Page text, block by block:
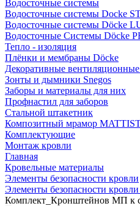
Водосточные системы
Водосточные системы Docke
Водосточные системы Döcke
Водосточные Системы Döcke
Тепло - изоляция
Плёнки и мембраны Döcke
Декоративные
Зонты и дымники Snegos
Заборы и материалы для них
Профнастил для заборов
Стальной штакетник
Композитный мрамор
Комплектующие
Монтаж кровли
Главная
Кровельные материалы
Элементы безопасности кровли
Элементы безопасности
Комплект_Кронштейнов МП к